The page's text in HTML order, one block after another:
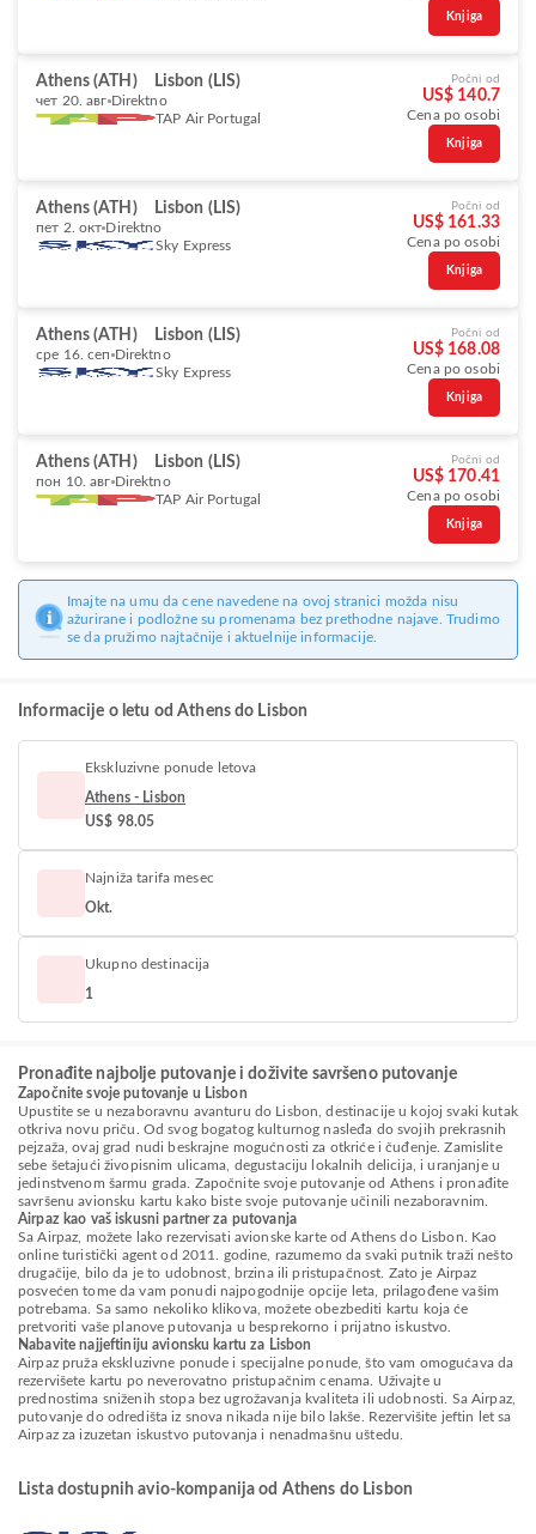
Knjiga
Athens (ATH) Lisbon (LIS)
чет 20. авг Direktno
TAP Air Portugal
Počni od
US$ 140.7
Cena po osobi
Knjiga
Athens (ATH) Lisbon (LIS)
пет 2. окт Direktno
Sky Express
Počni od
US$ 161.33
Cena po osobi
Knjiga
Athens (ATH) Lisbon (LIS)
сре 16. сеп Direktno
Sky Express
Počni od
US$ 168.08
Cena po osobi
Knjiga
Athens (ATH) Lisbon (LIS)
пон 10. авг Direktno
TAP Air Portugal
Počni od
US$ 170.41
Cena po osobi
Knjiga
Imajte na umu da cene navedene na ovoj stranici možda nisu
ažurirane i podložne su promenama bez prethodne najave. Trudimo
se da pružimo najtačnije i aktuelnije informacije.
Informacije o letu od Athens do Lisbon
Ekskluzivne ponude letova
Athens - Lisbon
US$ 98.05
Najniža tarifa mesec
Okt.
Ukupno destinacija
1
Pronađite najbolje putovanje i doživite savršeno putovanje
Započnite svoje putovanje u Lisbon
Upustite se u nezaboravnu avanturu do Lisbon, destinacije u kojoj svaki kutak
otkriva novu priču. Od svog bogatog kulturnog nasleđa do svojih prekrasnih
pejzaža, ovaj grad nudi beskrajne mogućnosti za otkriće i čuđenje. Zamislite
sebe šetajući živopisnim ulicama, degustaciju lokalnih delicija, i uranjanje u
jedinstvenom šarmu grada. Započnite svoje putovanje od Athens i pronađite
savršenu avionsku kartu kako biste svoje putovanje učinili nezaboravnim.
Airpaz kao vaš iskusni partner za putovanja
Sa Airpaz, možete lako rezervisati avionske karte od Athens do Lisbon. Kao
online turistički agent od 2011. godine, razumemo da svaki putnik traži nešto
drugačije, bilo da je to udobnost, brzina ili pristupačnost. Zato je Airpaz
posvećen tome da vam ponudi najpogodnije opcije leta, prilagođene vašim
potrebama. Sa samo nekoliko klikova, možete obezbediti kartu koja će
pretvoriti vaše planove putovanja u besprekorno i prijatno iskustvo.
Nabavite najjeftiniju avionsku kartu za Lisbon
Airpaz pruža ekskluzivne ponude i specijalne ponude, što vam omogućava da
rezervišete kartu po neverovatno pristupačnim cenama. Uživajte u
prednostima sniženih stopa bez ugrožavanja kvaliteta ili udobnosti. Sa Airpaz,
putovanje do odredišta iz snova nikada nije bilo lakše. Rezervišite jeftin let sa
Airpaz za izuzetan iskustvo putovanja i nenadmašnu uštedu.
Lista dostupnih avio-kompanija od Athens do Lisbon